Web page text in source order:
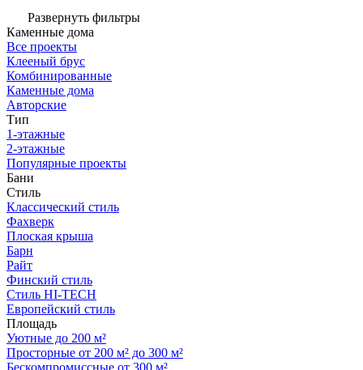
Развернуть фильтры
Каменные дома
Все проекты
Клееный брус
Комбинированные
Каменные дома
Авторские
Тип
1-этажные
2-этажные
Популярные проекты
Бани
Стиль
Классический стиль
Фахверк
Плоская крыша
Барн
Райт
Финский стиль
Стиль HI-TECH
Европейский стиль
Площадь
Уютные до 200 м²
Просторные от 200 м² до 300 м²